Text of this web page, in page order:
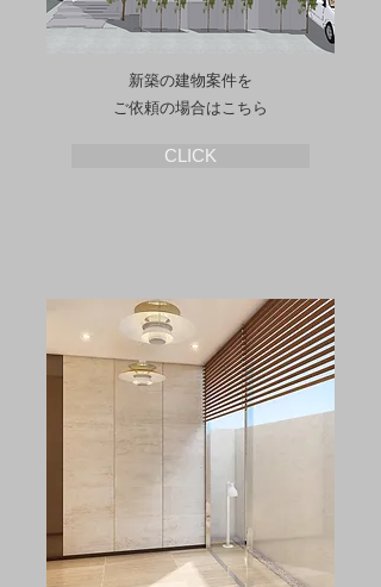
新築の建物案件を
ご依頼の場合はこちら
CLICK